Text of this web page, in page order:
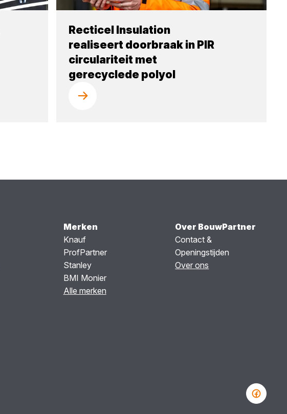
Recticel Insulation
realiseert doorbraak in PIR
circulariteit met
gerecyclede polyol
Merken
Knauf
ProfPartner
Stanley
BMI Monier
Alle merken
Over BouwPartner
Contact &
Openingstijden
Over ons